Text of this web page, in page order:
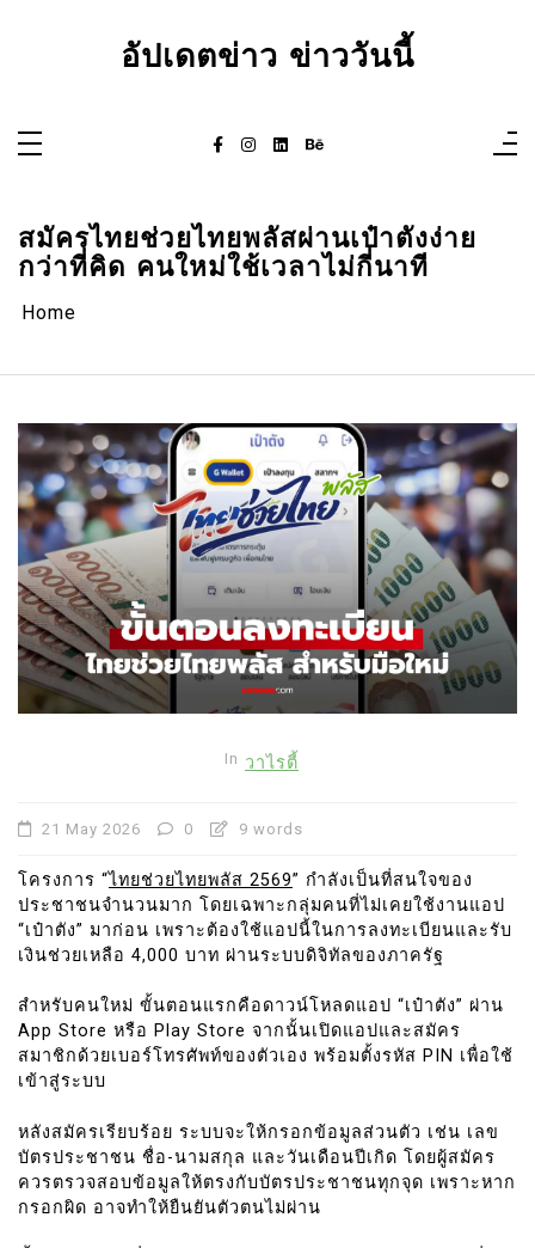
อัปเดตข่าว ข่าววันนี้
สมัครไทยช่วยไทยพลัสผ่านเป๋าตังง่าย
กว่าที่คิด คนใหม่ใช้เวลาไม่กี่นาที
Home
In วาไรตี้
21 May 2026 0 9 words
โครงการ “ไทยช่วยไทยพลัส 2569” กำลังเป็นที่สนใจของ
ประชาชนจำนวนมาก โดยเฉพาะกลุ่มคนที่ไม่เคยใช้งานแอป
“เป๋าตัง” มาก่อน เพราะต้องใช้แอปนี้ในการลงทะเบียนและรับ
เงินช่วยเหลือ 4,000 บาท ผ่านระบบดิจิทัลของภาครัฐ
สำหรับคนใหม่ ขั้นตอนแรกคือดาวน์โหลดแอป “เป๋าตัง” ผ่าน
App Store หรือ Play Store จากนั้นเปิดแอปและสมัคร
สมาชิกด้วยเบอร์โทรศัพท์ของตัวเอง พร้อมตั้งรหัส PIN เพื่อใช้
เข้าสู่ระบบ
หลังสมัครเรียบร้อย ระบบจะให้กรอกข้อมูลส่วนตัว เช่น เลข
บัตรประชาชน ชื่อ-นามสกุล และวันเดือนปีเกิด โดยผู้สมัคร
ควรตรวจสอบข้อมูลให้ตรงกับบัตรประชาชนทุกจุด เพราะหาก
กรอกผิด อาจทำให้ยืนยันตัวตนไม่ผ่าน